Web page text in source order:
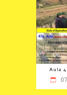
Aula